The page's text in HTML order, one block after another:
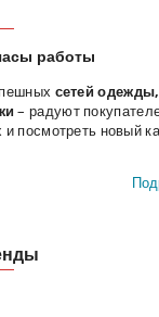
работы
сетей
– радуют
посмотреть новый